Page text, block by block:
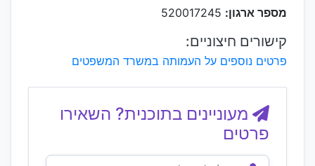
מספר ארגון:
קישורים חיצוניים:
פרטים נוספים על העמותה במשרד המשפטים
מעוניינים בתוכנית? השאירו
פרטים